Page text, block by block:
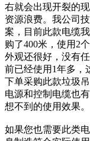
右就会出现开裂的
资源浪费。我公司
案，目前此款电缆
购了400米，使用2
外观还很好，没有
前已经使用1年多，
下单采购此款垃圾
电源和控制电缆也
想不到的使用效果。
如果您也需要此类